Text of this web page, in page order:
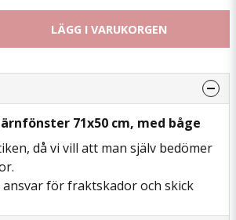
LÄGG I VARUKORGEN
71x50 cm, med båge
då vi vill att man själv bedömer
ansvar för fraktskador och skick